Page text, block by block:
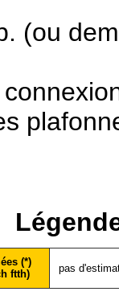
(ou
(*)
ftth)
pas